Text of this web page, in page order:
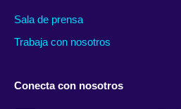
Sala de prensa
Trabaja con nosotros
Conecta con nosotros